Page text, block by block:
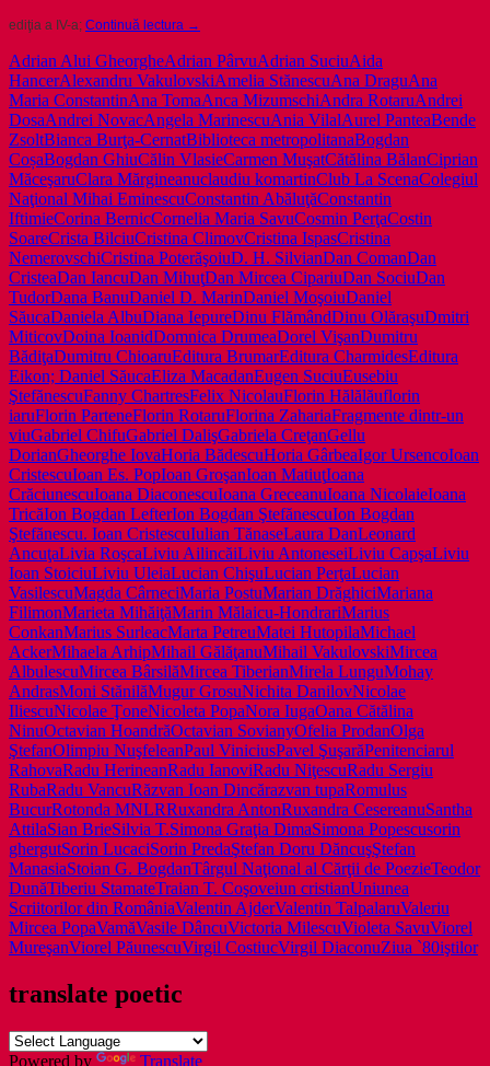
ediţia a IV-a; Continuă lectura Târgul
al
Cărţii
de
Poezie
/
editia
a
III-
a
→
Adrian Alui GheorgheAdrian PârvuAdrian SuciuAida
HancerAlexandru VakulovskiAmelia StănescuAna DraguAna
Maria ConstantinAna TomaAnca MizumschiAndra RotaruAndrei
DosaAndrei NovacAngela MarinescuAnia VilalAurel PanteaBende
ZsoltBianca Burţa-CernatBiblioteca metropolitanaBogdan
CoșaBogdan GhiuCălin VlasieCarmen MuşatCătălina BălanCiprian
MăceşaruClara Mărgineanuclaudiu komartinClub La ScenaColegiul
Naţional Mihai EminescuConstantin AbăluţăConstantin
IftimieCorina BernicCornelia Maria SavuCosmin PerţaCostin
SoareCrista BilciuCristina ClimovCristina IspasCristina
NemerovschiCristina PoterăşoiuD. H. SilvianDan ComanDan
CristeaDan IancuDan MihuţDan Mircea CipariuDan SociuDan
TudorDana BanuDaniel D. MarinDaniel MoşoiuDaniel
SăucaDaniela AlbuDiana IepureDinu FlămândDinu OlăraşuDmitri
MiticovDoina IoanidDomnica DrumeaDorel VişanDumitru
BădiţaDumitru ChioaruEditura BrumarEditura CharmidesEditura
Eikon; Daniel SăucaEliza MacadanEugen SuciuEusebiu
ŞtefănescuFanny ChartresFelix NicolauFlorin Hălălăuflorin
iaruFlorin ParteneFlorin RotaruFlorina ZahariaFragmente dintr-un
viuGabriel ChifuGabriel DalişGabriela CreţanGellu
DorianGheorghe IovaHoria BădescuHoria GârbeaIgor UrsencoIoan
CristescuIoan Es. PopIoan GroşanIoan MatiuţIoana
CrăciunescuIoana DiaconescuIoana GreceanuIoana NicolaieIoana
TricăIon Bogdan LefterIon Bogdan ŞtefănescuIon Bogdan
Ştefănescu. Ioan CristescuIulian TănaseLaura DanLeonard
AncuţaLivia RoşcaLiviu AilincăiLiviu AntoneseiLiviu CapşaLiviu
Ioan StoiciuLiviu UleiaLucian ChişuLucian PerţaLucian
VasilescuMagda CârneciMaria PostuMarian DrăghiciMariana
FilimonMarieta MihăiţăMarin Mălaicu-HondrariMarius
ConkanMarius SurleacMarta PetreuMatei HutopilaMichael
AckerMihaela ArhipMihail GălăţanuMihail VakulovskiMircea
AlbulescuMircea BârsilăMircea TiberianMirela LunguMohay
AndrasMoni StănilăMugur GrosuNichita DanilovNicolae
IliescuNicolae ŢoneNicoleta PopaNora IugaOana Cătălina
NinuOctavian HoandrăOctavian SovianyOfelia ProdanOlga
ŞtefanOlimpiu NuşfeleanPaul ViniciusPavel ŞuşarăPenitenciarul
RahovaRadu HerineanRadu IanoviRadu NiţescuRadu Sergiu
RubaRadu VancuRăzvan Ioan Dincărazvan tupaRomulus
BucurRotonda MNLRRuxandra AntonRuxandra CesereanuSantha
AttilaSian BrieSilvia T.Simona Graţia DimaSimona Popescusorin
ghergutSorin LucaciSorin PredaŞtefan Doru DăncuşŞtefan
ManasiaStoian G. BogdanTârgul Naţional al Cărţii de PoezieTeodor
DunăTiberiu StamateTraian T. Coşoveiun cristianUniunea
Scriitorilor din RomâniaValentin AjderValentin TalpalaruValeriu
Mircea PopaVamăVasile DâncuVictoria MilescuVioleta SavuViorel
MureşanViorel PăunescuVirgil CostiucVirgil DiaconuZiua `80iştilor
translate poetic
Powered by Translate